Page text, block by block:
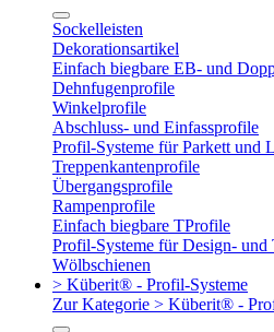
Sockelleisten
Dekorationsartikel
Einfach biegbare EB- und
Dehnfugenprofile
Winkelprofile
Abschluss- und Einfassprofile
Profil-Systeme für Parkett und
Treppenkantenprofile
Übergangsprofile
Rampenprofile
Einfach biegbare TProfile
Profil-Systeme für Design- und
Wölbschienen
> Küberit® - Profil-Systeme
Zur Kategorie > Küberit® -